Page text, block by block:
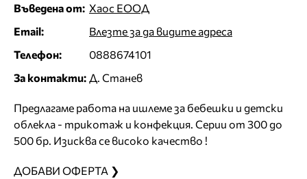
Въведена от: Хаос ЕООД
Email:
Влезте за да видите адреса
Телефон:
0888674101
За контакти: Д. Станев
Предлагаме работа на ишлеме за бебешки и детски
облекла - трикотаж и конфекция. Серии от 300 до
500 бр. Изисква се високо качество !
ДОБАВИ ОФЕРТА ❯